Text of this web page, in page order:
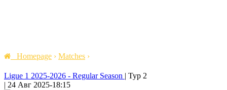
Homepage › Matches ›
Ligue 1 2025-2026 - Regular Season | Тур 2
| 24 Авг 2025-18:15